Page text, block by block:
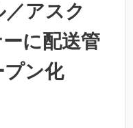
アスク
に配送管
ン化